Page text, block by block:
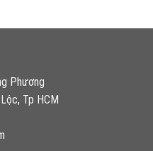
Phương
Tp HCM